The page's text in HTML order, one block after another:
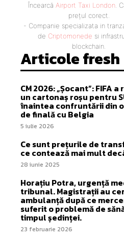
Încearcă Airport Taxi London.
prețul corect.
- Companie specializata in
de Criptomonede si
blockchain.
Articole fresh
CM 2026: „Șocant”: FIFA
un cartonaș roșu pentru
înaintea confruntării din
de finală cu Belgia
5 iulie 2026
Ce sunt prețurile de
ce contează mai mult
28 iunie 2025
Horațiu Potra, urgență
tribunal. Magistrații au
ambulanță după ce
suferit o problemă de
timpul ședinței.
23 februarie 2026